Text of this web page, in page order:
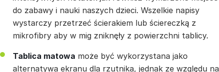
do zabawy i nauki naszych dzieci. Wszelkie napisy
wystarczy przetrzeć ścierakiem lub ściereczką z
mikrofibry aby w mig zniknęły z powierzchni tablicy.
Tablica matowa może być wykorzystana jako
alternatywa ekranu dla rzutnika, jednak ze względu na